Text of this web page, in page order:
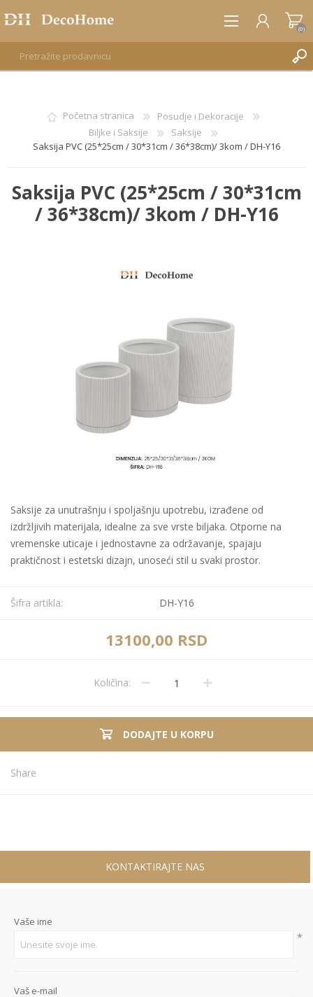
REGISTRUJTE SE
(0)
Početna stranica
Posudje i Dekoracije
Biljke i Saksije
Saksije
Saksija PVC (25*25cm / 30*31cm / 36*38cm)/ 3kom / DH-Y16
Saksija PVC (25*25cm / 30*31cm
/ 36*38cm)/ 3kom / DH-Y16
Saksije za unutrašnju i spoljašnju upotrebu, izrađene od
izdržljivih materijala, idealne za sve vrste biljaka. Otporne na
vremenske uticaje i jednostavne za održavanje, spajaju
praktičnost i estetski dizajn, unoseći stil u svaki prostor.
Šifra artikla: DH-Y16
13100,00 RSD
Količina:
DODAJTE U KORPU
Share
KONTAKTIRAJTE NAS
Vaše ime
*
Vaš e-mail